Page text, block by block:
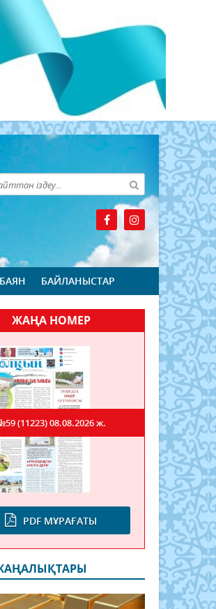
БАЙЛАНЫСТАР
ЖАҢА НОМЕР
PDF МҰРАҒАТЫ
(11223)08.08.2026 ж.